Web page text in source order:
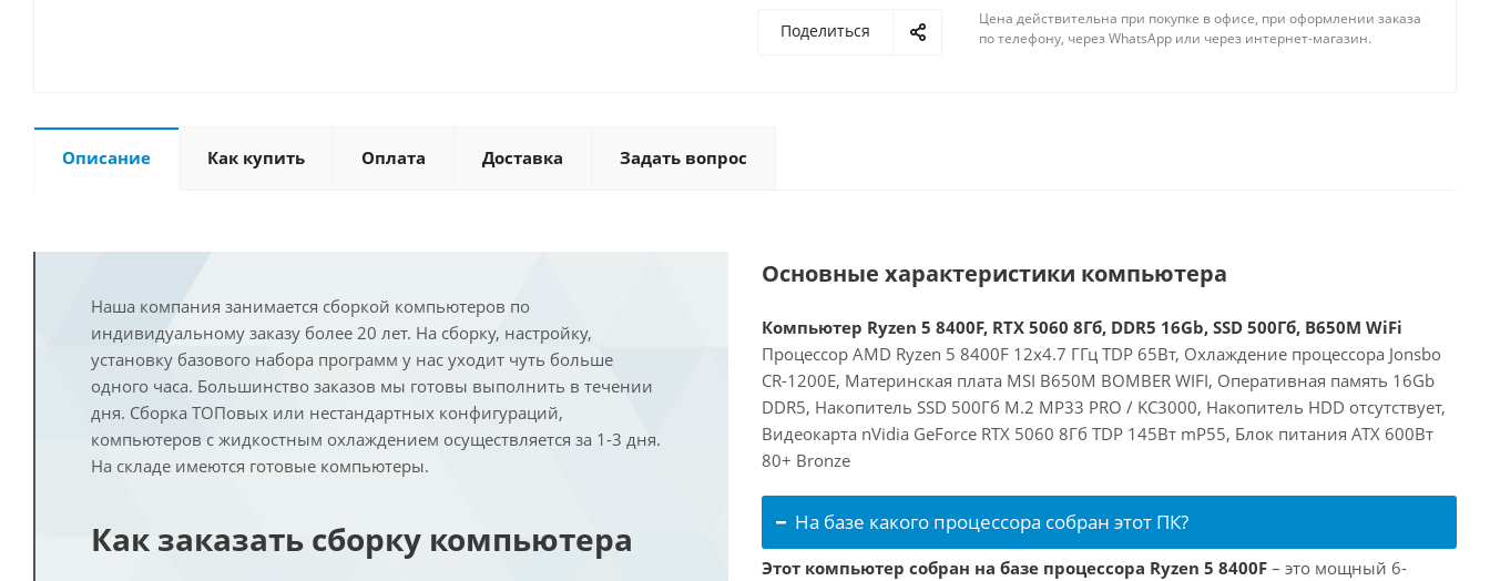
Поделиться
Цена действительна при покупке в офисе, при оформлении заказа
по телефону, через WhatsApp или через интернет-магазин.
Описание Как купить Оплата Доставка Задать вопрос
Наша компания занимается сборкой компьютеров по
индивидуальному заказу более 20 лет. На сборку, настройку,
установку базового набора программ у нас уходит чуть больше
одного часа. Большинство заказов мы готовы выполнить в течении
дня. Сборка ТОПовых или нестандартных конфигураций,
компьютеров с жидкостным охлаждением осуществляется за 1-3 дня.
На складе имеются готовые компьютеры.
Как заказать сборку компьютера
Основные характеристики компьютера
Компьютер Ryzen 5 8400F, RTX 5060 8Гб, DDR5 16Gb, SSD 500Гб, B650M WiFi
Процессор AMD Ryzen 5 8400F 12x4.7 ГГц TDP 65Вт, Охлаждение процессора Jonsbo
CR-1200E, Материнская плата MSI B650M BOMBER WIFI, Оперативная память 16Gb
DDR5, Накопитель SSD 500Гб M.2 MP33 PRO / KC3000, Накопитель HDD отсутствует,
Видеокарта nVidia GeForce RTX 5060 8Гб TDP 145Вт mP55, Блок питания ATX 600Вт
80+ Bronze
На базе какого процессора собран этот ПК?
Этот компьютер собран на базе процессора Ryzen 5 8400F – это мощный 6-